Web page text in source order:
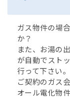
ガス物件の場
か？
また、お湯の
が自動でスト
行って下さい
ご契約のガス
オール電化物